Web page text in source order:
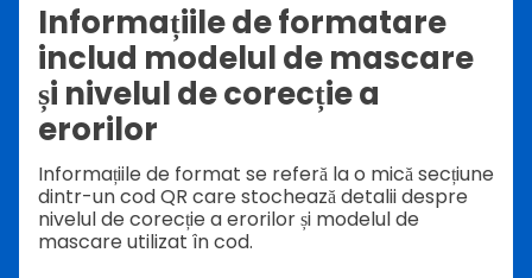
Informațiile de formatare
includ modelul de mascare
și nivelul de corecție a
erorilor
Informațiile de format se referă la o mică secțiune
dintr-un cod QR care stochează detalii despre
nivelul de corecție a erorilor și modelul de
mascare utilizat în cod.